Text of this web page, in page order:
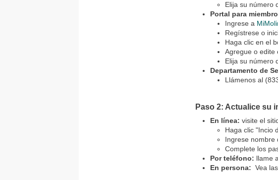
Elija su número
Portal para
Ingrese a
Regístrese o
Haga clic en el
Agregue o edite
Elija su número
Departamento de
Llámenos al
Paso 2: Actualice su
En línea: visite el
Haga clic "Incio
Ingrese nombre
Complete los
Por teléfono: llame
En persona:Vea